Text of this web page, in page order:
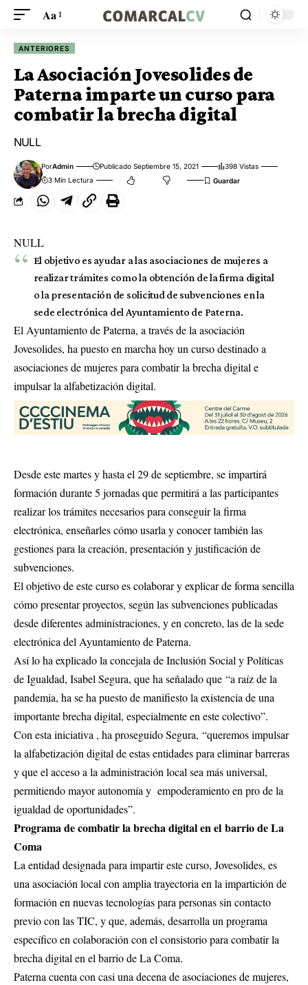
Aa
ANTERIORES
La Asociación Jovesolides de
Paterna imparte un curso para
combatir la brecha digital
NULL
PorAdmin Publicado Septiembre 15, 2021
398 Vistas
3 Min Lectura
NULL
El objetivo es ayudar a las asociaciones de mujeres a
realizar trámites como la obtención de la firma digital
o la presentación de solicitud de subvenciones en la
sede electrónica del Ayuntamiento de Paterna.
El Ayuntamiento de Paterna, a través de la asociación
Jovesolides, ha puesto en marcha hoy un curso destinado a
asociaciones de mujeres para combatir la brecha digital e
impulsar la alfabetización digital.
Desde este martes y hasta el 29 de septiembre, se impartirá
formación durante 5 jornadas que permitirá a las participantes
realizar los trámites necesarios para conseguir la firma
electrónica, enseñarles cómo usarla y conocer también las
gestiones para la creación, presentación y justificación de
subvenciones.
El objetivo de este curso es colaborar y explicar de forma sencilla
cómo presentar proyectos, según las subvenciones publicadas
desde diferentes administraciones, y en concreto, las de la sede
electrónica del Ayuntamiento de Paterna.
Así lo ha explicado la concejala de Inclusión Social y Políticas
de Igualdad, Isabel Segura, que ha señalado que “a raíz de la
pandemia, ha se ha puesto de manifiesto la existencia de una
importante brecha digital, especialmente en este colectivo”.
Con esta iniciativa , ha proseguido Segura, “queremos impulsar
la alfabetización digital de estas entidades para eliminar barreras
y que el acceso a la administración local sea más universal,
permitiendo mayor autonomía y empoderamiento en pro de la
igualdad de oportunidades”.
Programa de combatir la brecha digital en el barrio de La
Coma
La entidad designada para impartir este curso, Jovesolides, es
una asociación local con amplia trayectoria en la impartición de
formación en nuevas tecnologías para personas sin contacto
previo con las TIC, y que, además, desarrolla un programa
específico en colaboración con el consistorio para combatir la
brecha digital en el barrio de La Coma.
Paterna cuenta con casi una decena de asociaciones de mujeres,